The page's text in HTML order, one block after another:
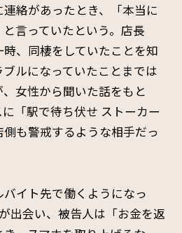
絡があったとき、「本当に
言っていたという。店長
、同棲をしていたことを知
ルになっていたことまでは
女性から聞いた話をもと
「駅で待ち伏せ ストーカー
も警戒するような相手だっ
イト先で働くようになっ
出会い、被告人は「お金を返